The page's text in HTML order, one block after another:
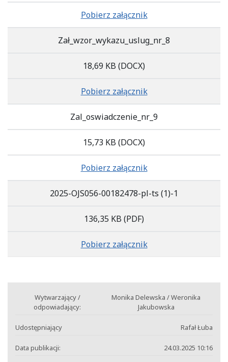
Pobierz załącznik
Zał_wzor_wykazu_uslug_nr_8
18,69 KB (DOCX)
Pobierz załącznik
Zal_oswiadczenie_nr_9
15,73 KB (DOCX)
Pobierz załącznik
2025-OJS056-00182478-pl-ts (1)-1
136,35 KB (PDF)
Pobierz załącznik
Wytwarzający /
odpowiadający:
Monika Delewska / Weronika
Jakubowska
Udostępniający Rafał Łuba
Data publikacji: 24.03.2025 10:16